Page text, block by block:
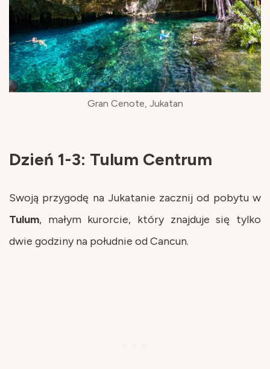
Gran Cenote, Jukatan
Dzień 1-3: Tulum Centrum
Swoją przygodę na Jukatanie zacznij od pobytu w
Tulum, małym kurorcie, który znajduje się tylko
dwie godziny na południe od Cancun.